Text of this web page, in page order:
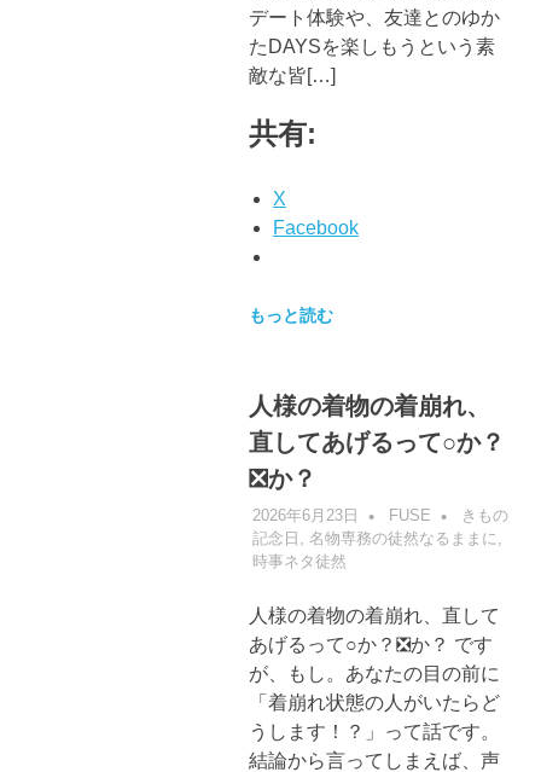
デート体験や、友達とのゆか
たDAYSを楽しもうという素
敵な皆[…]
共有:
X
Facebook
もっと読む
人様の着物の着崩れ、
直してあげるって○か？
❎か？
2026年6月23日 FUSE
きもの
記念日 , 名物専務の徒然なるままに,
時事ネタ徒然
人様の着物の着崩れ、直して
あげるって○か？❎か？ です
が、もし。あなたの目の前に
「着崩れ状態の人がいたらど
うします！？」って話です。
結論から言ってしまえば、声